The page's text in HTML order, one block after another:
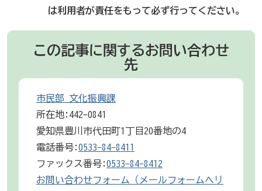
は利用者が責任をもって必ず行ってください。
この記事に関するお問い合わせ
先
市民部 文化振興課
所在地:442-0841
愛知県豊川市代田町1丁目20番地の4
電話番号:0533-84-8411
ファックス番号:0533-84-8412
お問い合わせフォーム（メールフォームへリ